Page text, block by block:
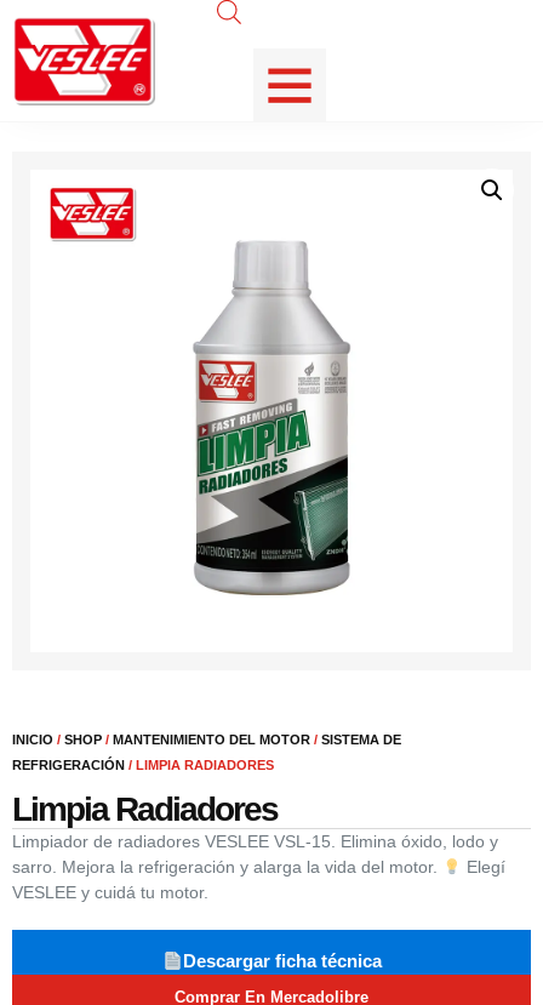
INICIO / SHOP / MANTENIMIENTO DEL MOTOR / SISTEMA DE
REFRIGERACIÓN / LIMPIA RADIADORES
Limpia Radiadores
Limpiador de radiadores VESLEE VSL-15. Elimina óxido, lodo y
sarro. Mejora la refrigeración y alarga la vida del motor.
Elegí
VESLEE y cuidá tu motor.
Descargar ficha técnica
Comprar En Mercadolibre